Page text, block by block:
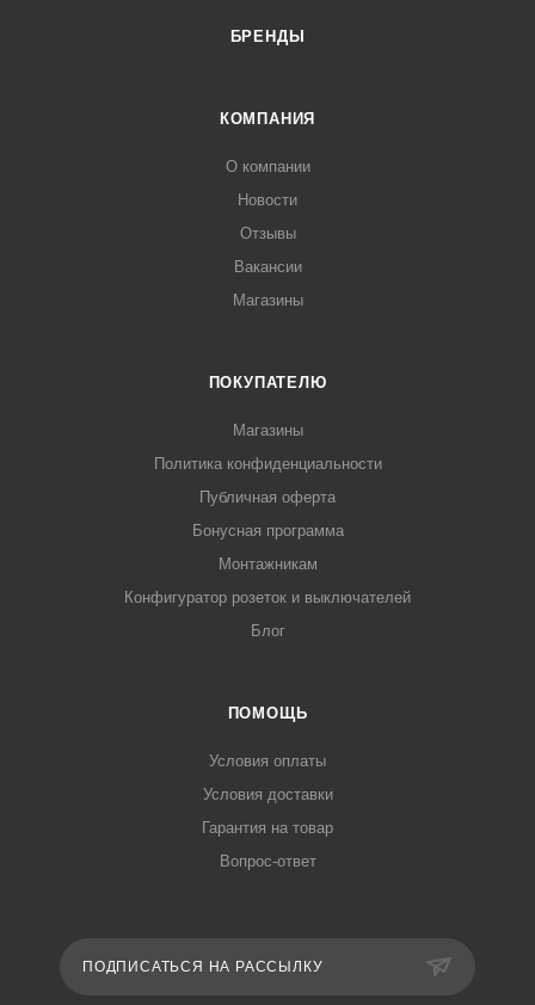
БРЕНДЫ
КОМПАНИЯ
О компании
Новости
Отзывы
Вакансии
Магазины
ПОКУПАТЕЛЮ
Магазины
Политика конфиденциальности
Публичная оферта
Бонусная программа
Монтажникам
Конфигуратор розеток и выключателей
Блог
ПОМОЩЬ
Условия оплаты
Условия доставки
Гарантия на товар
Вопрос-ответ
ПОДПИСАТЬСЯ НА РАССЫЛКУ